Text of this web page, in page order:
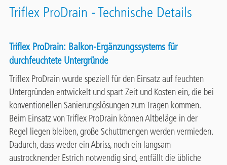
Triflex ProDrain - Technische Details
Triflex ProDrain: Balkon-Ergänzungssystems für
durchfeuchtete Untergründe
Triflex ProDrain wurde speziell für den Einsatz auf feuchten
Untergründen entwickelt und spart Zeit und Kosten ein, die bei
konventionellen Sanierungslösungen zum Tragen kommen.
Beim Einsatz von Triflex ProDrain können Altbeläge in der
Regel liegen bleiben, große Schuttmengen werden vermieden.
Dadurch, dass weder ein Abriss, noch ein langsam
austrocknender Estrich notwendig sind, entfällt die übliche